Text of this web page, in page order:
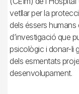
vetllar per la
dels éssers
d’investigació que
psicològic i donar-li
dels esmentats
desenvolupament.